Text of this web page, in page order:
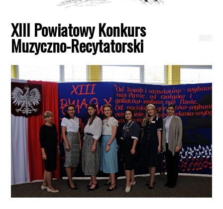
XIII Powiatowy Konkurs
Muzyczno-Recytatorski